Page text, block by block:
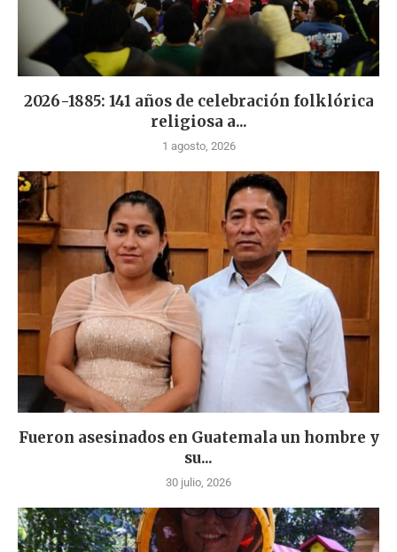
2026-1885: 141 años de celebración folklórica
religiosa a...
1 agosto, 2026
Fueron asesinados en Guatemala un hombre y
su...
30 julio, 2026